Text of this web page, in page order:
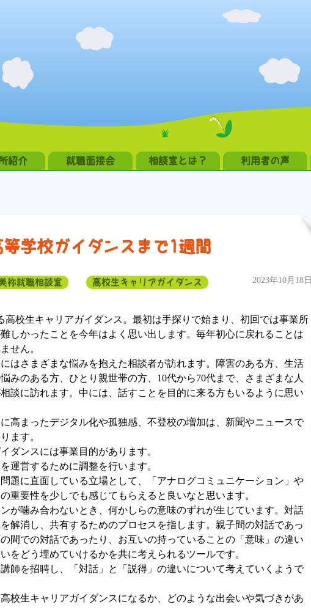
紹介 就職面接会 相談室とは？ 利用者の声
学校ガイダンスまで1週間
祢就職相談室 高校生キャリアガイダンス 2023年10月18日
高校生キャリアガイダンス。最初は手探りで始まり、初回では事業所
しかったことを今年はよく思い出します。毎年初心に戻れることは
せん。
はさまざまな悩みを抱えた相談者が訪れます。障害のある方、生活
みのある方、ひとり親世帯の方、10代から70代まで、さまざまな人
談に訪れます。中には、話すことを目的に来る方もいるように思い
高まったデジタル化や孤独感、不登校の増加は、新聞やニュースで
ます。
ダンスには事業目的があります。
運営するために調整を行います。
題に直面している立場として、「アナログコミュニケーション」や
の重要性を少しでも感じてもらえると良いなと思います。
が噛み合わないとき、何かしらの意味のずれが生じています。対話
解消し、共有するためのプロセスを指します。親子間の対話であっ
間での対話であったり、お互いの持っていることの「意味」の違い
をどう埋めていけるかを共に考えられるツールです。
師を招聘し、「対話」と「説得」の違いについて考えていくようで
校生キャリアガイダンスになるか、どのような出会いや気づきがあ